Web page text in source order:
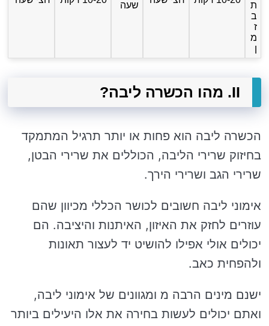
ת
ב
ז
מ
ן
שעה
II. מהו הכשרה ליבה?
הכשרה ליבה הוא פחות או יותר תרגיל המתמקד
בחיזוק שרירי הליבה, הכוללים את שרירי הבטן,
שרירי הגב ושרירי הירך.
אימוני ליבה חשובים לכושר הכללי מכיוון שהם
עוזרים לחזק את האיזון, האיתנות והיציבה. הם
יכולים אולי אפילו להושיט יד לעצור תאונות
ולהפחית כאב.
ישנם מינים הרבה מ ומגוונים של אימוני ליבה,
ואתם יכולים לעשות בחירה את אלו היעילים ביותר